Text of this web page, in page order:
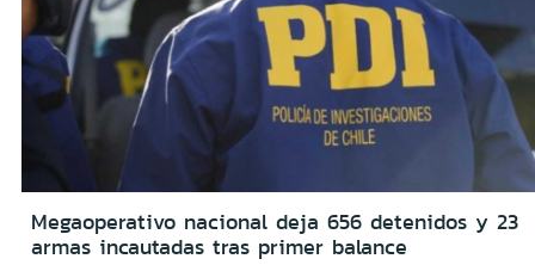
Megaoperativo nacional deja 656 detenidos y 23
armas incautadas tras primer balance